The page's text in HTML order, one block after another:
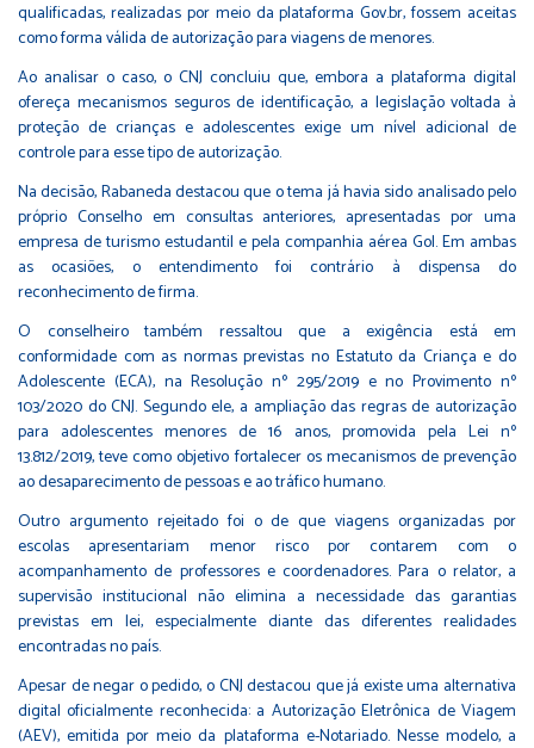
qualificadas, realizadas por meio da plataforma Gov.br, fossem aceitas
como forma válida de autorização para viagens de menores.
Ao analisar o caso, o CNJ concluiu que, embora a plataforma digital
ofereça mecanismos seguros de identificação, a legislação voltada à
proteção de crianças e adolescentes exige um nível adicional de
controle para esse tipo de autorização.
Na decisão, Rabaneda destacou que o tema já havia sido analisado pelo
próprio Conselho em consultas anteriores, apresentadas por uma
empresa de turismo estudantil e pela companhia aérea Gol. Em ambas
as ocasiões, o entendimento foi contrário à dispensa do
reconhecimento de firma.
O conselheiro também ressaltou que a exigência está em
conformidade com as normas previstas no Estatuto da Criança e do
Adolescente (ECA), na Resolução nº 295/2019 e no Provimento nº
103/2020 do CNJ. Segundo ele, a ampliação das regras de autorização
para adolescentes menores de 16 anos, promovida pela Lei nº
13.812/2019, teve como objetivo fortalecer os mecanismos de prevenção
ao desaparecimento de pessoas e ao tráfico humano.
Outro argumento rejeitado foi o de que viagens organizadas por
escolas apresentariam menor risco por contarem com o
acompanhamento de professores e coordenadores. Para o relator, a
supervisão institucional não elimina a necessidade das garantias
previstas em lei, especialmente diante das diferentes realidades
encontradas no país.
Apesar de negar o pedido, o CNJ destacou que já existe uma alternativa
digital oficialmente reconhecida: a Autorização Eletrônica de Viagem
(AEV), emitida por meio da plataforma e-Notariado. Nesse modelo, a